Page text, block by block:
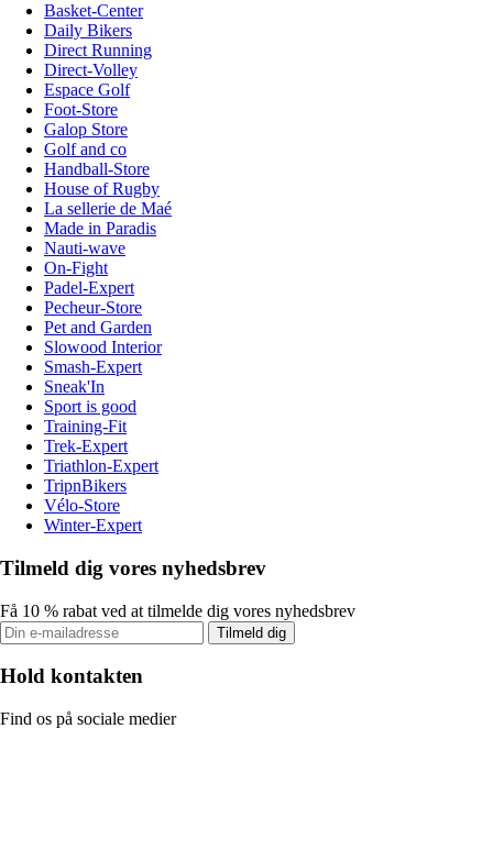
Basket-Center
Daily Bikers
Direct Running
Direct-Volley
Espace Golf
Foot-Store
Galop Store
Golf and co
Handball-Store
House of Rugby
La sellerie de Maé
Made in Paradis
Nauti-wave
On-Fight
Padel-Expert
Pecheur-Store
Pet and Garden
Slowood Interior
Smash-Expert
Sneak'In
Sport is good
Training-Fit
Trek-Expert
Triathlon-Expert
TripnBikers
Vélo-Store
Winter-Expert
Tilmeld dig vores nyhedsbrev
Få 10 % rabat ved at tilmelde dig vores nyhedsbrev
Tilmeld dig
Hold kontakten
Find os på sociale medier